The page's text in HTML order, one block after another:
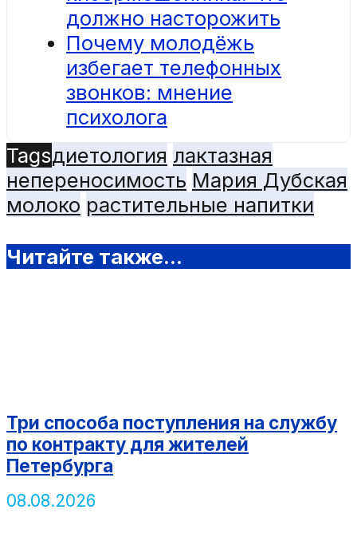
должно насторожить
Почему молодёжь
избегает телефонных
звонков: мнение
психолога
Tagsдиетология лактазная
непереносимость Мария Дубская
молоко растительные напитки
Читайте также...
Три способа поступления на службу
по контракту для жителей
Петербурга
08.08.2026